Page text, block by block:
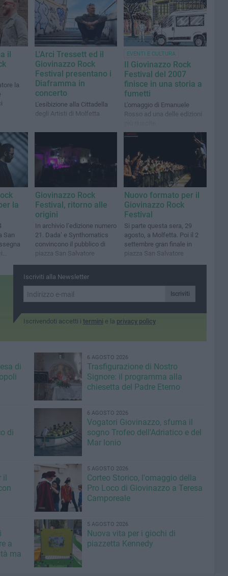
il
la
L'Arci Tressett ed il
Giovinazzo Rock
Festival presentano i
Diaframma in
concerto
L'esibizione alla Cittadella
degli Artisti di Molfetta
EVENTI E CULTURA
Il Giovinazzo Rock
Festival del 2007
finisce in una storia a
fumetti
L'omaggio di Emanuele
Rosso ad una delle edizioni
la
San
Giovinazzo Rock
Festival, ritorno alle
origini
In archivio l’edizione numero
21. Dada’ e Synthomatics
convincono il pubblico di
piazza San Salvatore
Nuovo formato per il
Giovinazzo Rock
Festival
Si parte questa sera, 29
agosto, a Molfetta. Poi il 2
settembre gran finale in
piazza San Salvatore
Iscriviti alla Newsletter
Iscriviti
Iscrivendoti accetti i termini e la privacy policy
di
6 AGOSTO 2026
Trasfigurazione di Nostro
Signore: il programma alla
chiesetta del Padre Eterno
di
6 AGOSTO 2026
Vogatori Giovinazzo, sfuma il
sogno Trofeo dell'Adriatico e del
Mar Ionio
il
5 AGOSTO 2026
Corteo Storico, l'omaggio della
Pro Loco di Giovinazzo a Teresa
Camporeale
a
ma
5 AGOSTO 2026
Nuova vita per i giochi di
piazzetta Kennedy